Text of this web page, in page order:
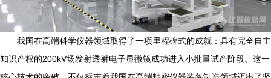
我国在高端科学仪器领域取得了一项里程碑式的成就：具有完全自主
知识产权的200kV场发射透射电子显微镜成功进入小批量试产阶段。这一